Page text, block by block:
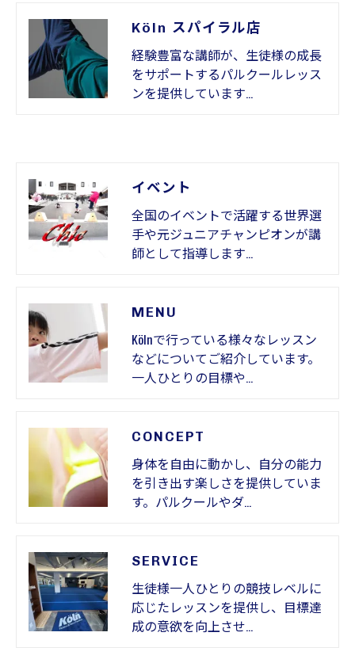
Köln スパイラル店
経験豊富な講師が、生徒様の成長
をサポートするパルクールレッス
ンを提供しています…
イベント
全国のイベントで活躍する世界選
手や元ジュニアチャンピオンが講
師として指導します…
MENU
Kölnで行っている様々なレッスン
などについてご紹介しています。
一人ひとりの目標や…
CONCEPT
身体を自由に動かし、自分の能力
を引き出す楽しさを提供していま
す。パルクールやダ…
SERVICE
生徒様一人ひとりの競技レベルに
応じたレッスンを提供し、目標達
成の意欲を向上させ…